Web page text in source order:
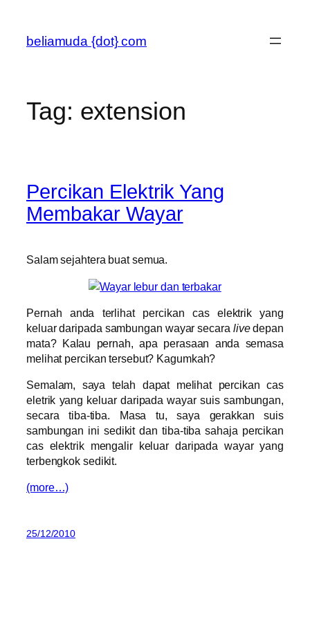
content
beliamuda {dot} com
Tag: extension
Percikan Elektrik Yang
Membakar Wayar
Salam sejahtera buat semua.
Pernah anda terlihat percikan cas elektrik yang
keluar daripada sambungan wayar secara livedepan
mata? Kalau pernah, apa perasaan anda semasa
melihat percikan tersebut? Kagumkah?
Semalam, saya telah dapat melihat percikan cas
eletrik yang keluar daripada wayar suis sambungan,
secara tiba-tiba. Masa tu, saya gerakkan suis
sambungan ini sedikit dan tiba-tiba sahaja percikan
cas elektrik mengalir keluar daripada wayar yang
terbengkok sedikit.
(more…)
25/12/2010